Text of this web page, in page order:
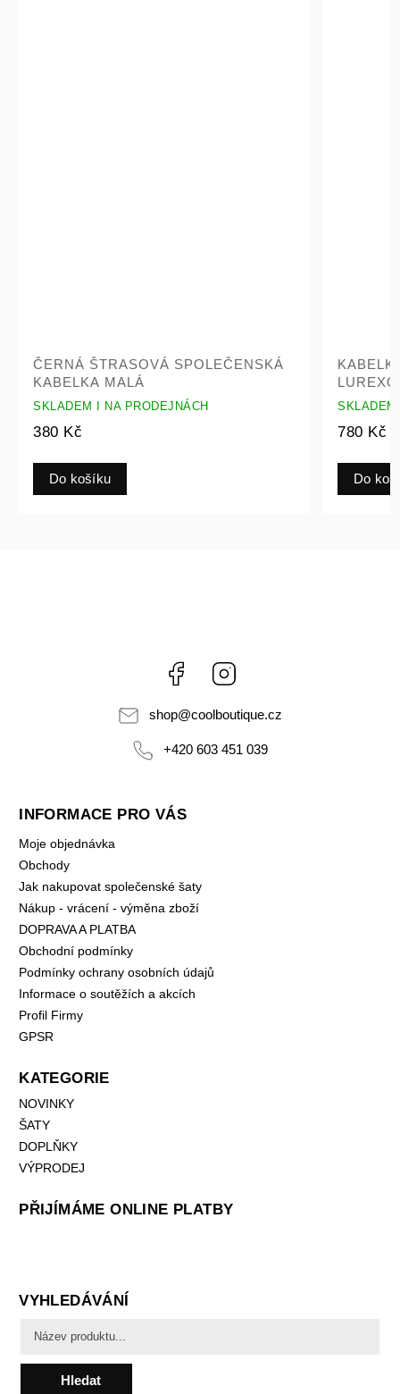
ČERNÁ ŠTRASOVÁ SPOLEČENSKÁ
KABELKA MALÁ
SKLADEM I NA PRODEJNÁCH
380 Kč
Do košíku
SKLADEM
780 Kč
Do
Facebook
shop@coolboutique.cz
+420 603 451 039
INFORMACE PRO VÁS
Moje objednávka
Obchody
Jak nakupovat společenské šaty
Nákup - vrácení - výměna zboží
DOPRAVA A PLATBA
Obchodní podmínky
Podmínky ochrany osobních údajů
Informace o soutěžích a akcích
Profil Firmy
GPSR
KATEGORIE
NOVINKY
ŠATY
DOPLŇKY
VÝPRODEJ
PŘIJÍMÁME ONLINE PLATBY
VYHLEDÁVÁNÍ
Hledat